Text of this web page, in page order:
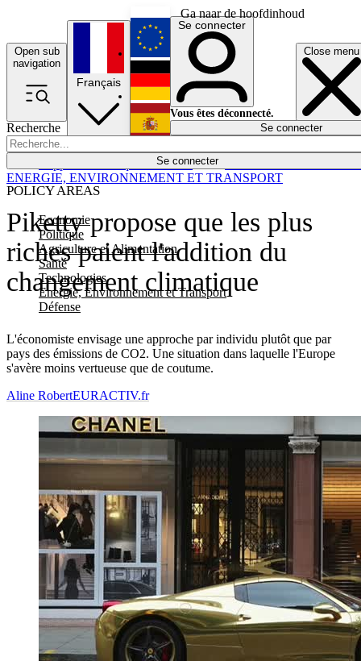
Ga naar de hoofdinhoud
Open sub
navigation
Close menu
Recherche
Se connecter
POLICY AREAS
Economie
Politique
Agriculture et Alimentation
Santé
Technologies
Energie, Environnement et Transport
Défense
Économie
Français
English
Deutsch
Español
Se connecter
Vous êtes déconnecté.
Se connecter
Piketty propose que les plus
riches paient l'addition du
changement climatique
L'économiste envisage une approche par individu plutôt que par
pays des émissions de CO2. Une situation dans laquelle l'Europe
s'avère moins vertueuse que de coutume.
ENERGIE, ENVIRONNEMENT ET TRANSPORT
Aline RobertEURACTIV.fr